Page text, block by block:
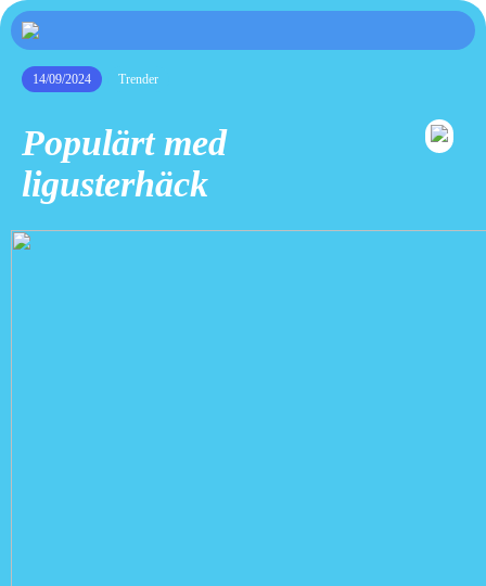
14/09/2024 Trender
Populärt med
ligusterhäck